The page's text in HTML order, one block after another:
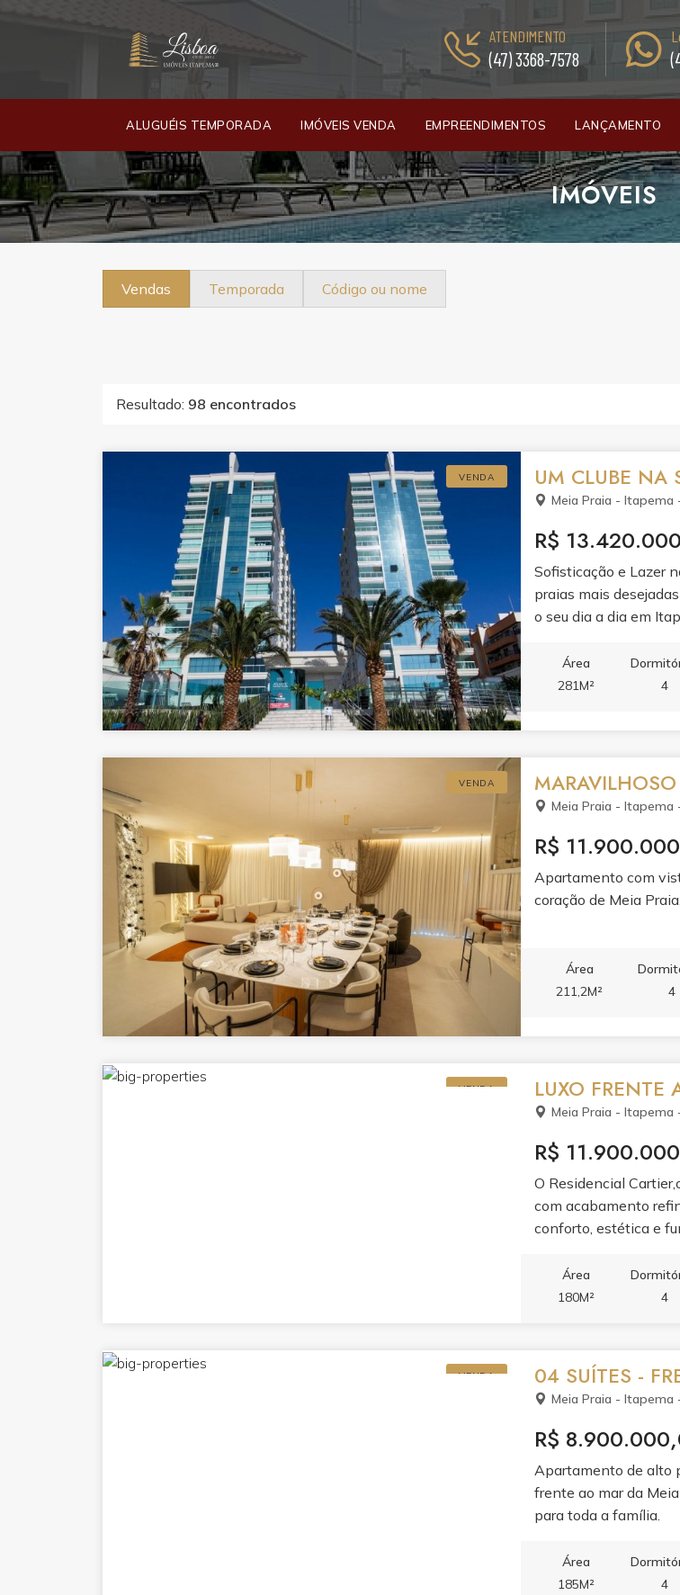
ATENDIMENTO
(47) 3368-7578
ALUGUÉIS TEMPORADA IMÓVEIS VENDA EMPREENDIMENTOS LANÇAMENTO
IMÓVEIS
Vendas Temporada Código ou nome
Resultado: 98 encontrados
VENDA UM CLUBE NA
Meia Praia - Itapema
R$
Sofisticação e Lazer
praias mais
o seu dia a dia em
Área
281M²
4
VENDA
Meia Praia - Itapema
R$
Apartamento com
coração de Meia
Área
211,2M²
4
VENDA LUXO FRENTE
Meia Praia - Itapema
R$
O Residencial
com acabamento
conforto, estética e
varanda e dois
condicionado,
hidromassagem e
e se divertir, salão de
games e
guarita 24h, alarme,
entrada privativa
Área
180M²
4
VENDA 04 SUÍTES -
Meia Praia - Itapema
R$
Apartamento de alto
frente ao mar da
para toda a família.
Área
185M²
4